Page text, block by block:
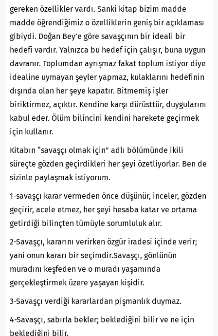
gereken özellikler vardı. Sanki kitap bizim madde
madde öğrendiğimiz o özelliklerin geniş bir açıklaması
gibiydi. Doğan Bey’e göre savaşçının bir ideali bir
hedefi vardır. Yalnızca bu hedef için çalışır, buna uygun
davranır. Toplumdan ayrışmaz fakat toplum istiyor diye
idealine uymayan şeyler yapmaz, kulaklarını hedefinin
dışında olan her şeye kapatır. Bitmemiş işler
biriktirmez, açıktır. Kendine karşı dürüsttür, duygularını
kabul eder. Ölüm bilincini kendini harekete geçirmek
için kullanır.
Kitabın “savaşçı olmak için” adlı bölümünde ikili
süreçte gözden geçirdikleri her şeyi özetliyorlar. Ben de
sizinle paylaşmak istiyorum.
1-savaşçı karar vermeden önce düşünür, inceler, gözden
geçirir, acele etmez, her şeyi hesaba katar ve ortama
getirdiği bilinçten tümüyle sorumluluk alır.
2-Savaşçı, kararını verirken özgür iradesi içinde verir;
yani onun kararı bir seçimdir.Savaşçı, gönlünün
muradını keşfeden ve o muradı yaşamında
gerçekleştirmek üzere yaşayan kişidir.
3-Savaşçı verdiği kararlardan pişmanlık duymaz.
4-Savaşçı, sabırla bekler; beklediğini bilir ve ne için
beklediğini bilir.